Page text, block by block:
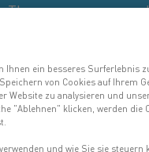
wenn es
Ihnen ein besseres Surferlebnis
von Cookies auf Ihrem
Website zu analysieren und
"Ablehnen" klicken, werden
und wie Sie sie steuern